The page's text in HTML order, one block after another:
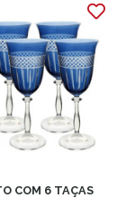
COM 6 TAÇAS